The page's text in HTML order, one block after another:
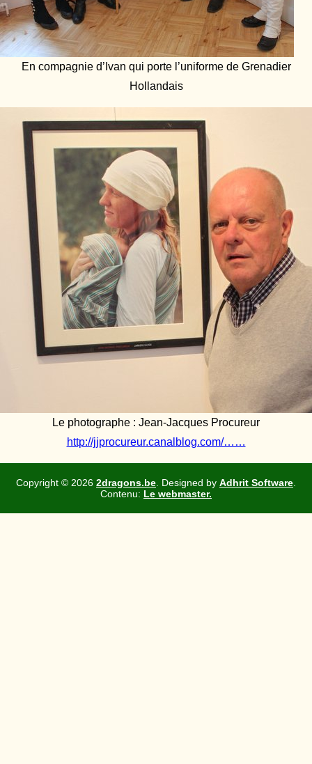
En compagnie d’Ivan qui porte l’uniforme de Grenadier
Hollandais
Le photographe : Jean-Jacques Procureur
http://jjprocureur.canalblog.com/……
Copyright © 2026 2dragons.be . Designed by Adhrit Software
Contenu: Le webmaster.